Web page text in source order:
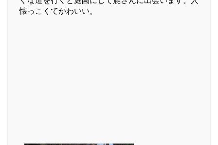
懐っこくてかわいい。